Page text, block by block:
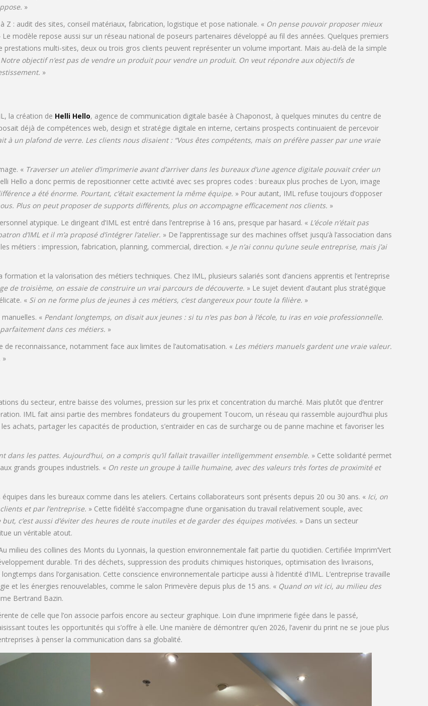
»
: audit des sites, conseil matériaux, fabrication, logistique et pose nationale. « On pense pouvoir proposer mieux
Le modèle repose aussi sur un réseau national de poseurs partenaires développé au fil des années. Quelques premiers
prestations multi-sites, deux ou trois gros clients peuvent représenter un volume important. Mais au-delà de la simple
Notre objectif n’est pas de vendre un produit pour vendre un produit. On veut répondre aux objectifs de
»
la création de Helli Hello, agence de communication digitale basée à Chaponost, à quelques minutes du centre de
déjà de compétences web, design et stratégie digitale en interne, certains prospects continuaient de percevoir
à un plafond de verre. Les clients nous disaient : “Vous êtes compétents, mais on préfère passer par une vraie
« Traverser un atelier d’imprimerie avant d’arriver dans les bureaux d’une agence digitale pouvait créer un
Hello a donc permis de repositionner cette activité avec ses propres codes : bureaux plus proches de Lyon, image
a été énorme. Pourtant, c’était exactement la même équipe. » Pour autant, IML refuse toujours d’opposer
Plus on peut proposer de supports différents, plus on accompagne efficacement nos clients. »
atypique. Le dirigeant d’IML est entré dans l’entreprise à 16 ans, presque par hasard. « L’école n’était pas
d’IML et il m’a proposé d’intégrer l’atelier. » De l’apprentissage sur des machines offset jusqu’à l’association dans
métiers : impression, fabrication, planning, commercial, direction. « Je n’ai connu qu’une seule entreprise, mais j’ai
et la valorisation des métiers techniques. Chez IML, plusieurs salariés sont d’anciens apprentis et l’entreprise
de troisième, on essaie de construire un vrai parcours de découverte. » Le sujet devient d’autant plus stratégique
« Si on ne forme plus de jeunes à ces métiers, c’est dangereux pour toute la filière. »
« Pendant longtemps, on disait aux jeunes : si tu n’es pas bon à l’école, tu iras en voie professionnelle.
dans ces métiers. »
reconnaissance, notamment face aux limites de l’automatisation. « Les métiers manuels gardent une vraie valeur.
»
du secteur, entre baisse des volumes, pression sur les prix et concentration du marché. Mais plutôt que d’entrer
IML fait ainsi partie des membres fondateurs du groupement Toucom, un réseau qui rassemble aujourd’hui plus
achats, partager les capacités de production, s’entraider en cas de surcharge ou de panne machine et favoriser les
dans les pattes. Aujourd’hui, on a compris qu’il fallait travailler intelligemment ensemble. » Cette solidarité permet
grands groupes industriels. « On reste un groupe à taille humaine, avec des valeurs très fortes de proximité et
dans les bureaux comme dans les ateliers. Certains collaborateurs sont présents depuis 20 ou 30 ans. « Ici, on
et par l’entreprise. » Cette fidélité s’accompagne d’une organisation du travail relativement souple, avec
but, c’est aussi d’éviter des heures de route inutiles et de garder des équipes motivées. » Dans un secteur
un véritable atout.
milieu des collines des Monts du Lyonnais, la question environnementale fait partie du quotidien. Certifiée Imprim’Vert
durable. Tri des déchets, suppression des produits chimiques historiques, optimisation des livraisons,
dans l’organisation. Cette conscience environnementale participe aussi à l’identité d’IML. L’entreprise travaille
et les énergies renouvelables, comme le salon Primevère depuis plus de 15 ans. « Quand on vit ici, au milieu des
Bertrand Bazin.
de celle que l’on associe parfois encore au secteur graphique. Loin d’une imprimerie figée dans le passé,
toutes les opportunités qui s’offre à elle. Une manière de démontrer qu’en 2026, l’avenir du print ne se joue plus
à penser la communication dans sa globalité.